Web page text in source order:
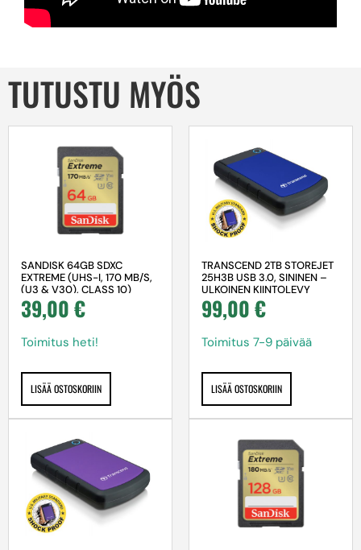
TUTUSTU MYÖS
SANDISK 64GB SDXC
EXTREME (UHS-I, 170 MB/S,
(U3 & V30), CLASS 10)
39,00€
Toimitus heti!
LISÄÄ OSTOSKORIIN
TRANSCEND 2TB STOREJET
25H3B USB 3.0, SININEN –
ULKOINEN KIINTOLEVY
99,00€
Toimitus 7-9 päivää
LISÄÄ OSTOSKORIIN